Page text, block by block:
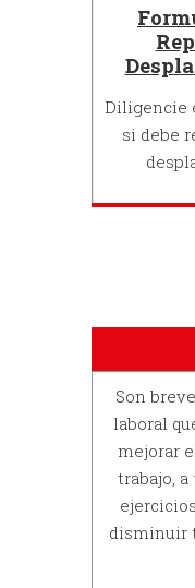
Diligencie
si debe
Son
laboral
mejorar
trabajo,
disminuir